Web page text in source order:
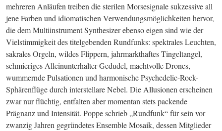
mehreren Anläufen treiben die sterilen Morsesignale sukzessive all
jene Farben und idiomatischen Verwendungsmöglichkeiten hervor,
die dem Multiinstrument Synthesizer ebenso eigen sind wie der
Vielstimmigkeit des titelgebenden Rundfunks: spektrales Leuchten,
sakrales Orgeln, wildes Flippern, jahrmarkthaftes Tingeltangel,
schmieriges Alleinunterhalter-Gedudel, machtvolle Drones,
wummernde Pulsatio­nen und harmonische Psychedelic-Rock-
Sphärenflüge durch interstellare Nebel. Die Allusionen erscheinen
zwar nur flüchtig, entfalten aber momentan stets packende
Prägnanz und Intensität. Poppe schrieb „Rundfunk“ für sein vor
zwanzig Jahren gegründetes Ensemble Mosaik, dessen Mitglieder